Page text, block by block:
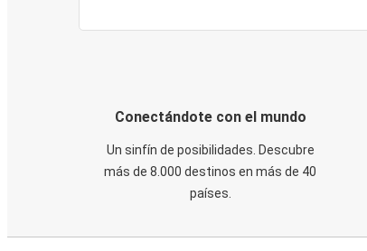
Conectándote con el mundo
Un sinfín de posibilidades. Descubre
más de 8.000 destinos en más de 40
países.